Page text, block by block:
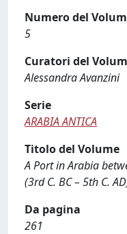
Numero del
5
Curatori del
Alessandra Avanzini
Serie
ARABIA ANTICA
Titolo del Volume
A Port in Arabia
(3rd C. BC – 5th C.
Da pagina
261